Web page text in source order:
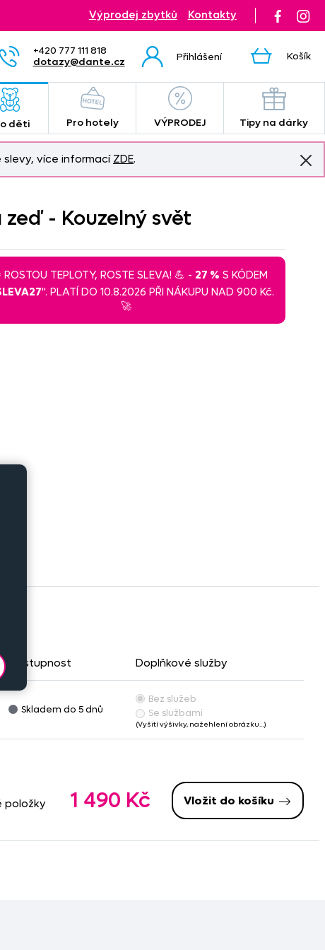
+420 777 111 818
dotazy@dante.cz
Přihlášení Košík
Výprodej zbytků Kontakty
děti Pro hotely VÝPRODEJ Tipy na dárky
více informací ZDE.
- Kouzelný svět
ROSTOU TEPLOTY, ROSTE SLEVA! 💪 -27 % S KÓDEM
". PLATÍ DO 10.8.2026 PŘI NÁKUPU NAD 900 Kč.
🚀
Dostupnost Doplňkové služby
Skladem do 5 dnů
Bez služeb
Se službami
(Vyšití výšivky, nažehlení obrázku…)
položky 1 490 Kč Vložit do košíku